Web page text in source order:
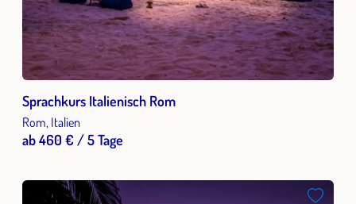
Sprachkurs Italienisch Rom
Rom, Italien
ab 460 € / 5 Tage